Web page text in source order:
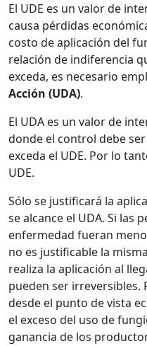
El UDE es un valor de
causa pérdidas
costo de aplicación del
relación de indiferencia
exceda, es necesario
Acción (UDA).
El UDA es un valor de
donde el control debe
exceda el UDE. Por lo
UDE.
Sólo se justificará la
se alcance el UDA. Si las
enfermedad fueran
no es justificable la
realiza la aplicación al
pueden ser irreversibles.
desde el punto de vista
el exceso del uso de
ganancia de los